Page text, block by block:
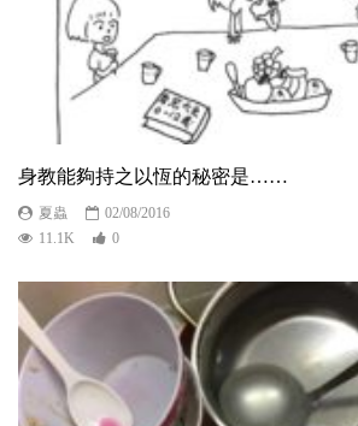
身教能夠持之以恆的秘密是……
夏蟲
02/08/2016
11.1K
0